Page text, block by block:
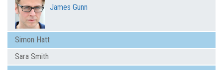
James Gunn
Simon Hatt
Sara Smith